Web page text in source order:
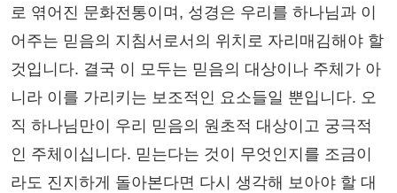
로 엮어진 문화전통이며, 성경은 우리를 하나님과 이
어주는 믿음의 지침서로서의 위치로 자리매김해야 할
것입니다. 결국 이 모두는 믿음의 대상이나 주체가 아
니라 이를 가리키는 보조적인 요소들일 뿐입니다. 오
직 하나님만이 우리 믿음의 원초적 대상이고 궁극적
인 주체이십니다. 믿는다는 것이 무엇인지를 조금이
라도 진지하게 돌아본다면 다시 생각해 보아야 할 대